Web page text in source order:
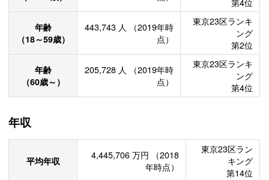
年齢
（18～59歳）
443,743 人
（2019年時
点）
東京23区ランキ
ング
第2位
年齢
（60歳～）
205,728 人
（2019年時
点）
東京23区ランキ
ング
第4位
年収
平均年収 4,445,706 万円
（2018
年時点）
東京23区ラン
キング
第14位